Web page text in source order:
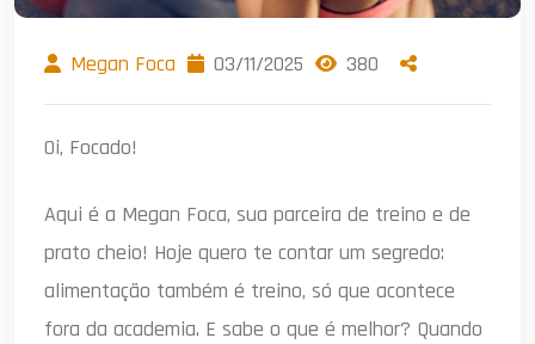
Megan Foca 03/11/2025 380
Oi, Focado!
Aqui é a Megan Foca, sua parceira de treino e de
prato cheio! Hoje quero te contar um segredo:
alimentação também é treino, só que acontece
fora da academia. E sabe o que é melhor? Quando